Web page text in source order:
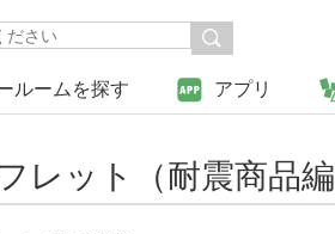
ルームを探す アプリ
レット（耐震商品編